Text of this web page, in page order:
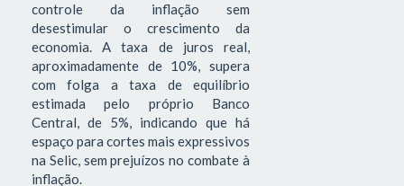
controle da inflação sem
desestimular o crescimento da
economia. A taxa de juros real,
aproximadamente de 10%, supera
com folga a taxa de equilíbrio
estimada pelo próprio Banco
Central, de 5%, indicando que há
espaço para cortes mais expressivos
na Selic, sem prejuízos no combate à
inflação.